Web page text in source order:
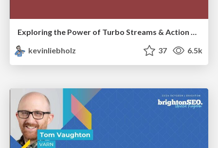
Exploring the Power of Turbo Streams & Action Cable | RailsConf2023
kevinliebholz
37 6.5k